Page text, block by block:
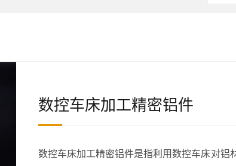
数控车床加工精密铝件
数控车床加工精密铝件是指利用数控车床对铝